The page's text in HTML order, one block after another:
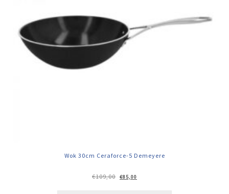
Wok 30cm Ceraforce-5 Demeyere
€109,00
Oorspronkelijke
prijs
€85,00
prijs